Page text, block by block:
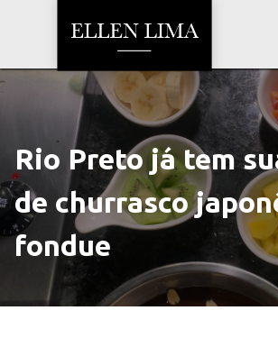
Rio Preto já tem
de churrasco
fondue